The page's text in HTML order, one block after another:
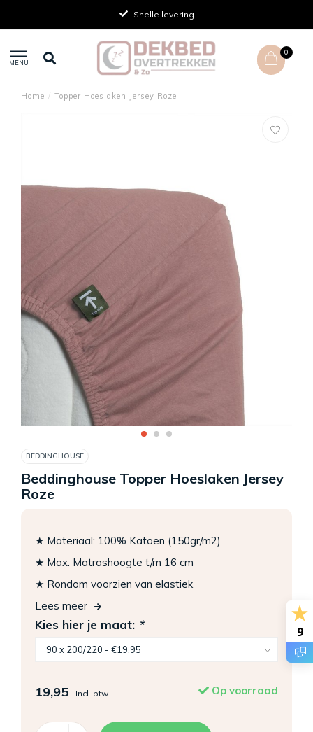
Snelle levering
MENU
0
Home / Topper Hoeslaken Jersey Roze
BEDDINGHOUSE
Beddinghouse Topper Hoeslaken Jersey
Roze
★ Materiaal: 100% Katoen (150gr/m2)
★ Max. Matrashoogte t/m 16 cm
★ Rondom voorzien van elastiek
Lees meer
Kies hier je maat: *
19,95 Incl. btw Op voorraad
9